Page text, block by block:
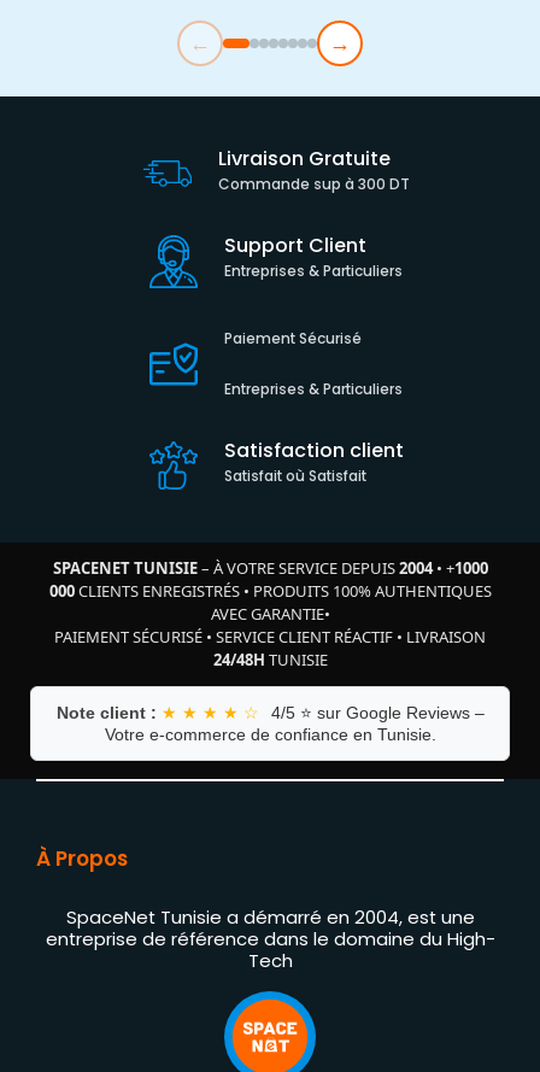
← →
Livraison Gratuite
Commande sup à 300 DT
Support Client
Entreprises & Particuliers
Paiement Sécurisé
Entreprises & Particuliers
Satisfaction client
Satisfait où Satisfait
SPACENET TUNISIE– À VOTRE SERVICE DEPUIS2004• +1000
000CLIENTS ENREGISTRÉS• PRODUITS 100% AUTHENTIQUES
AVEC GARANTIE•
PAIEMENT SÉCURISÉ • SERVICE CLIENT RÉACTIF • LIVRAISON
24/48H TUNISIE
Note client : ★ ★ ★ ★ ☆
4/5 ⭐ sur Google Reviews –
Votre e-commerce de confiance en Tunisie.
À Propos
SpaceNet Tunisie a démarré en 2004, est une
entreprise de référence dans le domaine du High-
Tech